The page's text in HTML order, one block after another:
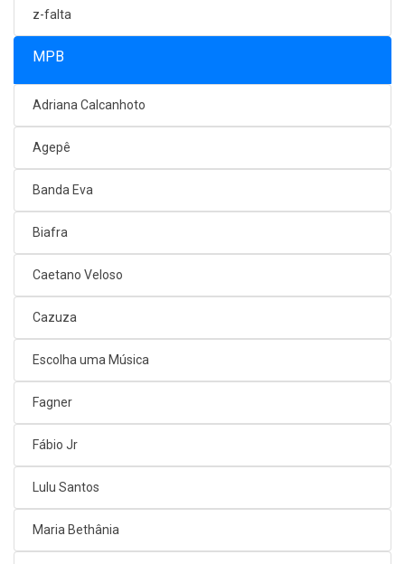
z-falta
MPB
Adriana Calcanhoto
Agepê
Banda Eva
Biafra
Caetano Veloso
Cazuza
Escolha uma Música
Fagner
Fábio Jr
Lulu Santos
Maria Bethânia